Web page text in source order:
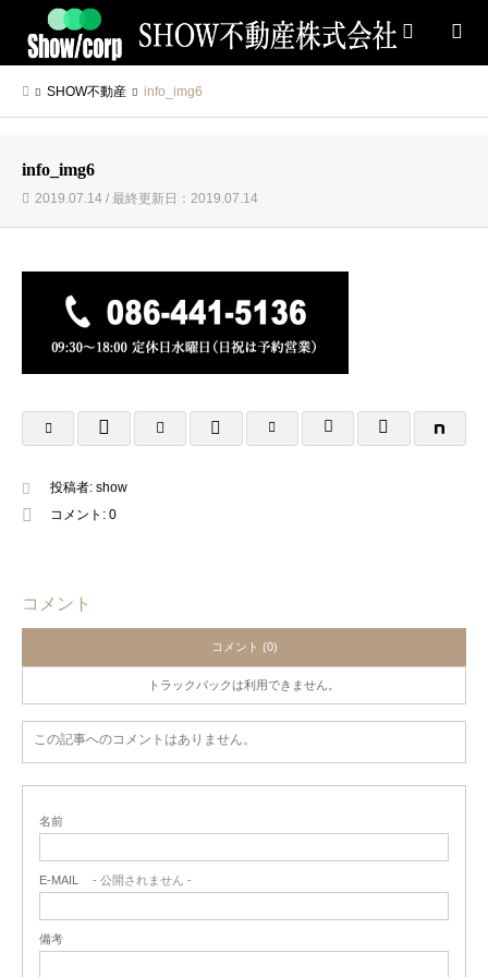
SHOW不動産 info_img6
info_img6
2019.07.14 / 最終更新日：2019.07.14
投稿者: show
コメント: 0
コメント
コメント (0)
トラックバックは利用できません。
この記事へのコメントはありません。
名前
E-MAIL - 公開されません -
備考